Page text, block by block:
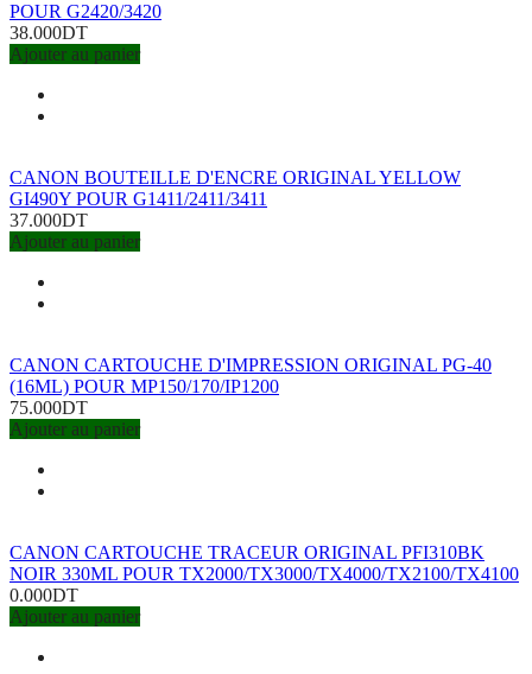
POUR G2420/3420
38.000DT
Ajouter au panier
CANON BOUTEILLE D'ENCRE ORIGINAL YELLOW
GI490Y POUR G1411/2411/3411
37.000DT
Ajouter au panier
CANON CARTOUCHE D'IMPRESSION ORIGINAL PG-40
(16ML) POUR MP150/170/IP1200
75.000DT
Ajouter au panier
CANON CARTOUCHE TRACEUR ORIGINAL PFI310BK
NOIR 330ML POUR TX2000/TX3000/TX4000/TX2100/TX4100
0.000DT
Ajouter au panier